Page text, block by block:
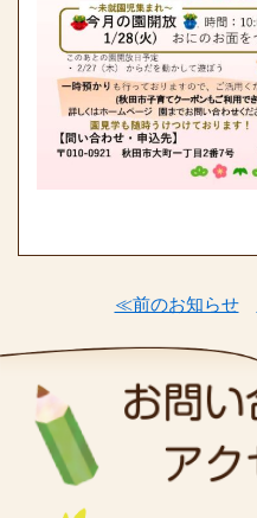
≪前のお知らせ